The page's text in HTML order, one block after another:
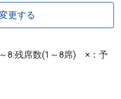
更する
8:残席数(1～8席) ×：予